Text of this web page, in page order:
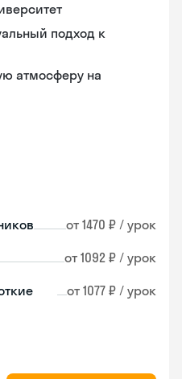
подход к
атмосферу на
от 1470 ₽ / урок
от 1092 ₽ / урок
от 1077 ₽ / урок